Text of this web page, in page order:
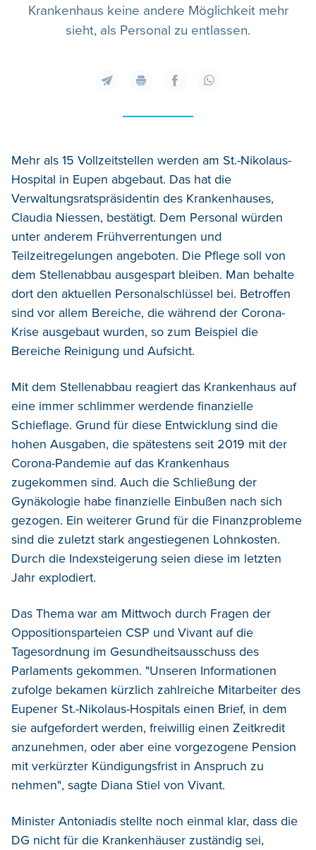
Krankenhaus keine andere Möglichkeit mehr
sieht, als Personal zu entlassen.
Mehr als 15 Vollzeitstellen werden am St.-Nikolaus-
Hospital in Eupen abgebaut. Das hat die
Verwaltungsratspräsidentin des Krankenhauses,
Claudia Niessen, bestätigt. Dem Personal würden
unter anderem Frühverrentungen und
Teilzeitregelungen angeboten. Die Pflege soll von
dem Stellenabbau ausgespart bleiben. Man behalte
dort den aktuellen Personalschlüssel bei. Betroffen
sind vor allem Bereiche, die während der Corona-
Krise ausgebaut wurden, so zum Beispiel die
Bereiche Reinigung und Aufsicht.
Mit dem Stellenabbau reagiert das Krankenhaus auf
eine immer schlimmer werdende finanzielle
Schieflage. Grund für diese Entwicklung sind die
hohen Ausgaben, die spätestens seit 2019 mit der
Corona-Pandemie auf das Krankenhaus
zugekommen sind. Auch die Schließung der
Gynäkologie habe finanzielle Einbußen nach sich
gezogen. Ein weiterer Grund für die Finanzprobleme
sind die zuletzt stark angestiegenen Lohnkosten.
Durch die Indexsteigerung seien diese im letzten
Jahr explodiert.
Das Thema war am Mittwoch durch Fragen der
Oppositionsparteien CSP und Vivant auf die
Tagesordnung im Gesundheitsausschuss des
Parlaments gekommen. "Unseren Informationen
zufolge bekamen kürzlich zahlreiche Mitarbeiter des
Eupener St.-Nikolaus-Hospitals einen Brief, in dem
sie aufgefordert werden, freiwillig einen Zeitkredit
anzunehmen, oder aber eine vorgezogene Pension
mit verkürzter Kündigungsfrist in Anspruch zu
nehmen", sagte Diana Stiel von Vivant.
Minister Antoniadis stellte noch einmal klar, dass die
DG nicht für die Krankenhäuser zuständig sei,